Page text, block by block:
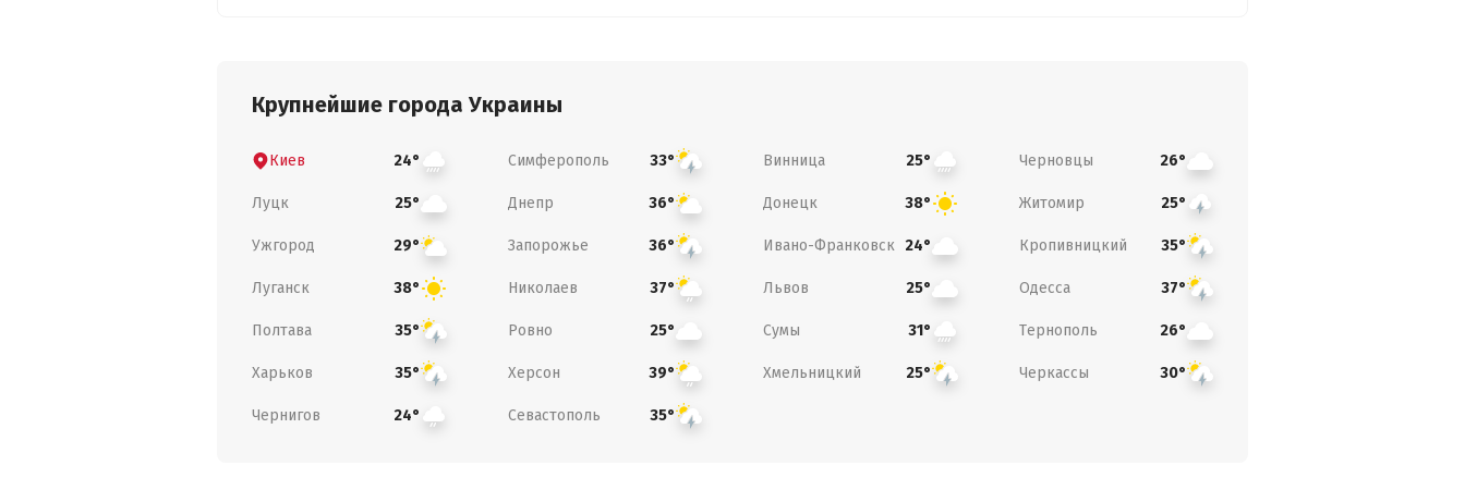
Крупнейшие города Украины
Киев 24° Симферополь 33° Винница 25° Черновцы 26°
Луцк 25° Днепр 36° Донецк 38° Житомир 25°
Ужгород 29° Запорожье 36° Ивано-Франковск 24° Кропивницкий 35°
Луганск 38° Николаев 37° Львов 25° Одесса 37°
Полтава 35° Ровно 25° Сумы 31° Тернополь 26°
Харьков 35° Херсон 39° Хмельницкий 25° Черкассы 30°
Чернигов 24° Севастополь 35°